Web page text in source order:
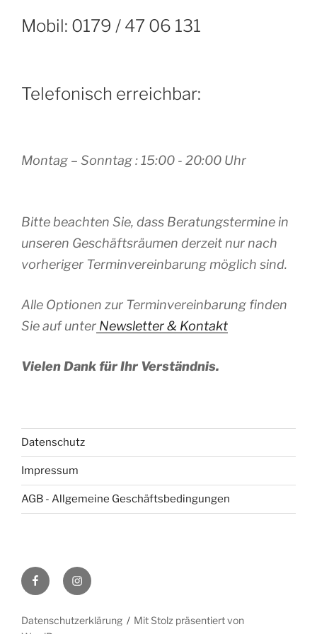
Mobil: 0179 / 47 06 131
Telefonisch erreichbar:
Montag – Sonntag : 15:00 - 20:00 Uhr
Bitte beachten Sie, dass Beratungstermine in
unseren Geschäftsräumen derzeit nur nach
vorheriger Terminvereinbarung möglich sind.
Alle Optionen zur Terminvereinbarung finden
Sie auf unter Newsletter & Kontakt
Vielen Dank für Ihr Verständnis.
Datenschutz
Impressum
AGB - Allgemeine Geschäftsbedingungen
FacebookInstagram
Datenschutzerklärung
Mit Stolz präsentiert von